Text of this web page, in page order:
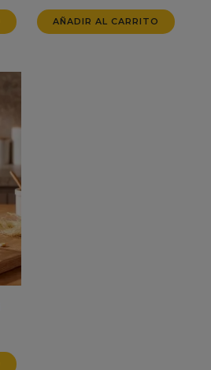
AÑADIR AL CARRITO